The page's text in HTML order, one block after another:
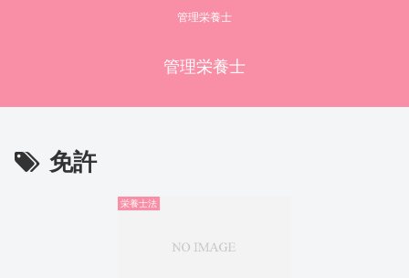
管理栄養士
管理栄養士
免許
栄養士法